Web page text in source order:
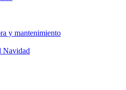
y mantenimiento
Navidad